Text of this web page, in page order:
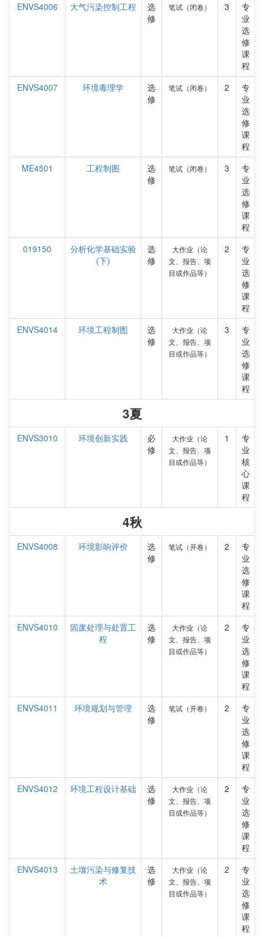
ENVS4006
大气污染控制工程
选
修
笔试（闭卷） 3
专
业
选
修
课
程
ENVS4007
环境毒理学
选
修
笔试（闭卷） 2
专
业
选
修
课
程
ME4501
工程制图
选
修
笔试（闭卷） 3
专
业
选
修
课
程
019150
分析化学基础实验
(下)
选
修
大作业（论
文、报告、项
目或作品等）
2
专
业
选
修
课
程
ENVS4014
环境工程制图
选
修
大作业（论
文、报告、项
目或作品等）
3
专
业
选
修
课
程
3夏
ENVS3010 环境创新实践
必
修
大作业（论
文、报告、项
目或作品等）
1
专
业
核
心
课
程
4秋
ENVS4008 环境影响评价
选
修
笔试（开卷） 2
专
业
选
修
课
程
ENVS4010
固废处理与处置工
程
选
修
大作业（论
文、报告、项
目或作品等）
2
专
业
选
修
课
程
ENVS4011
环境规划与管理
选
修
笔试（开卷） 2
专
业
选
修
课
程
ENVS4012
环境工程设计基础
选
修
大作业（论
文、报告、项
目或作品等）
2
专
业
选
修
课
程
ENVS4013
土壤污染与修复技
术
选
修
大作业（论
文、报告、项
目或作品等）
2
专
业
选
修
课
程